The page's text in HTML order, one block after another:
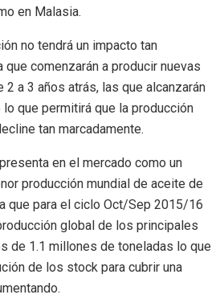
en Malasia.
no tendrá un impacto tan
comenzarán a producir nuevas
2 a 3 años atrás, las que alcanzarán
lo que permitirá que la producción
tan marcadamente.
en el mercado como un
producción mundial de aceite de
que para el ciclo Oct/Sep 2015/16
global de los principales
de 1.1 millones de toneladas lo que
de los stock para cubrir una